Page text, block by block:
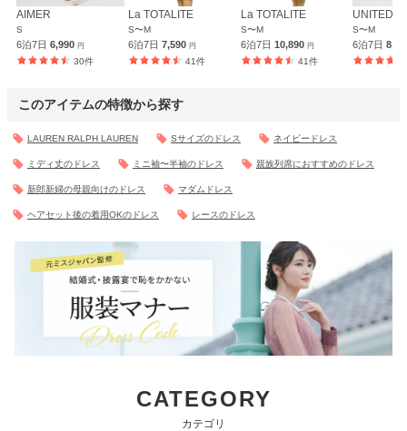
AIMER
S
6泊7日 6,990 円
30件
La TOTALITE
S〜M
6泊7日7,590円
41件
La TOTALITE
S〜M
6泊7日 10,890 円
41件
UNITED
S〜M
6泊7日
このアイテムの特徴から探す
LAUREN RALPH LAUREN Sサイズのドレス ネイビードレス
ミディ丈のドレス ミニ袖〜半袖のドレス 親族列席におすすめのドレス
新郎新婦の母親向けのドレス マダムドレス
ヘアセット後の着用OKのドレス レースのドレス
CATEGORY
カテゴリ